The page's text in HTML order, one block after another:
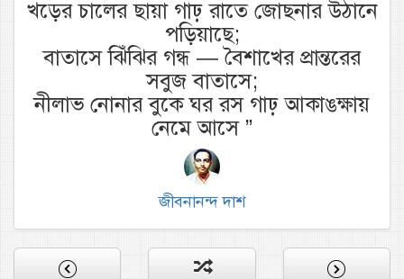
খড়ের চালের ছায়া গাঢ় রাতে জোছনার উঠানে
পড়িয়াছে;
বাতাসে ঝিঁঝির গন্ধ — বৈশাখের প্রান্তরের
সবুজ বাতাসে;
নীলাভ নোনার বুকে ঘর রস গাঢ় আকাঙক্ষায়
নেমে আসে”
জীবনানন্দ দাশ